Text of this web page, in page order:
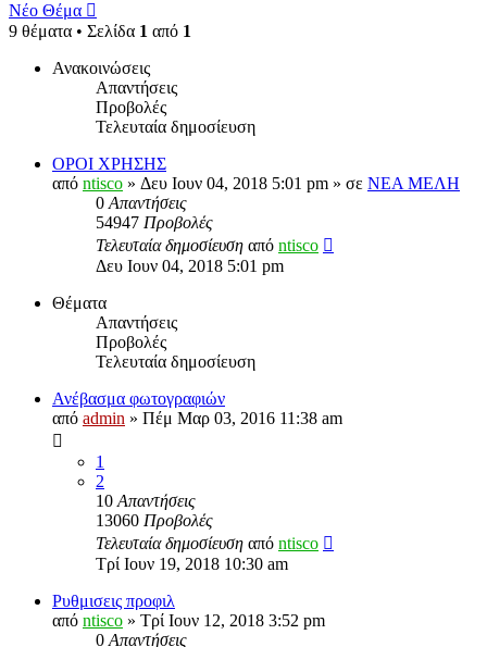
Νέο Θέμα
9 θέματα • Σελίδα 1 από 1
Ανακοινώσεις
Απαντήσεις
Προβολές
Τελευταία δημοσίευση
ΟΡΟΙ ΧΡΗΣΗΣ
από ntisco » Δευ Ιουν 04, 2018 5:01 pm » σε ΝΕΑ ΜΕΛΗ
0 Απαντήσεις
54947 Προβολές
Τελευταία δημοσίευση από ntisco
Δευ Ιουν 04, 2018 5:01 pm
Θέματα
Απαντήσεις
Προβολές
Τελευταία δημοσίευση
Ανέβασμα φωτογραφιών
από admin » Πέμ Μαρ 03, 2016 11:38 am
1
2
10 Απαντήσεις
13060 Προβολές
Τελευταία δημοσίευση από ntisco
Τρί Ιουν 19, 2018 10:30 am
Ρυθμισεις προφιλ
από ntisco » Τρί Ιουν 12, 2018 3:52 pm
0 Απαντήσεις